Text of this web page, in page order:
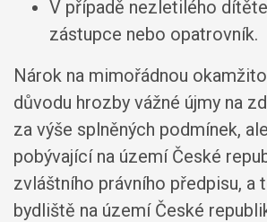
V případě nezletilého
zástupce nebo opatrovník.
Nárok na mimořádnou
důvodu hrozby vážné újmy na
za výše splněných podmínek,
pobývající na území České
zvláštního právního předpisu, a
bydliště na území České